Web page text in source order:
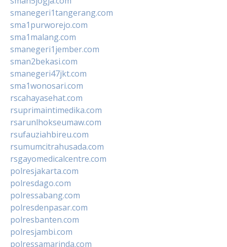
smanegeri1tangerang.com
sma1purworejo.com
sma1malang.com
smanegeri1jember.com
sman2bekasi.com
smanegeri47jkt.com
sma1wonosari.com
rscahayasehat.com
rsuprimaintimedika.com
rsarunlhokseumaw.com
rsufauziahbireu.com
rsumumcitrahusada.com
rsgayomedicalcentre.com
polresjakarta.com
polresdago.com
polressabang.com
polresdenpasar.com
polresbanten.com
polresjambi.com
polressamarinda.com